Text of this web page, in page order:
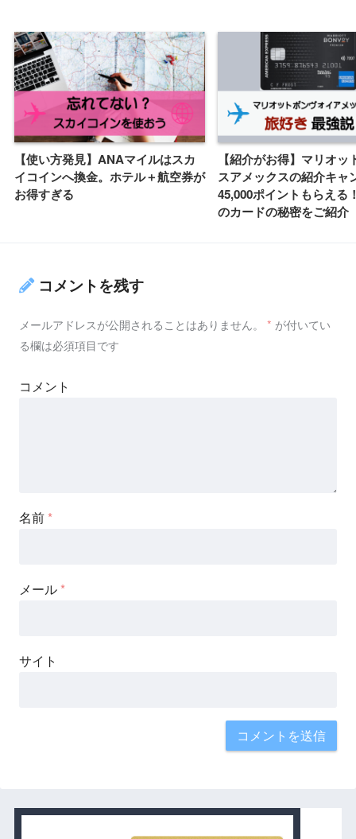
【使い方発見】ANAマイルはスカ
イコインへ換金。ホテル＋航空券が
お得すぎる
【紹介がお得】マリオッ
スアメックスの紹介キャ
45,000ポイントもらえる
のカードの秘密をご紹介
コメントを残す
メールアドレスが公開されることはありません。 * が付いてい
る欄は必須項目です
コメント
名前 *
メール *
サイト